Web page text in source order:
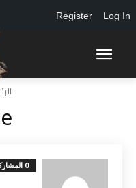
0 المشاركات
Log In
Register